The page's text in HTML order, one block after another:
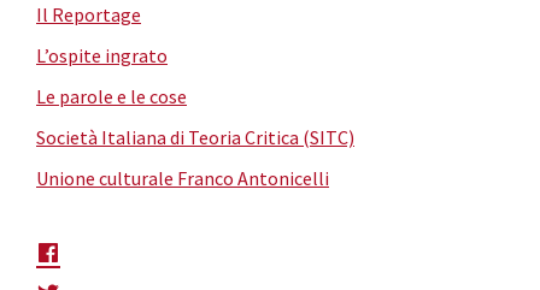
Il Reportage
L’ospite ingrato
Le parole e le cose
Società Italiana di Teoria Critica (SITC)
Unione culturale Franco Antonicelli